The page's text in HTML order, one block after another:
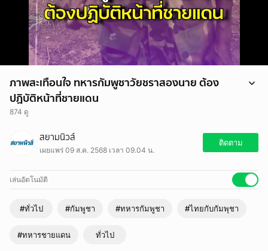
ภาพสะเทือนใจ ทหารกัมพูชาวัยชราสองนาย ต้อง
ปฏิบัติหน้าที่ชายแดน
874 ดู
สยามนิวส์
เผยแพร่ 09 ส.ค. 2568 เวลา 09.04 น.
ติดตาม
เล่นอัตโนมัติ
#ทั่วไป #กัมพูชา #ทหารกัมพูชา #ไทยกับกัมพุชา
#ทหารชายแดน ทั่วไป